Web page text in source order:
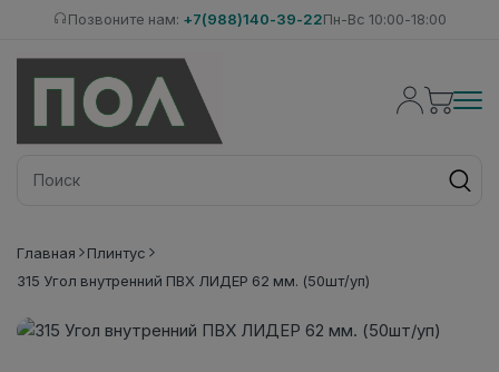
Позвоните нам: +7(988)140-39-22Пн-Вс 10:00-18:00
Главная
Плинтус
315 Угол внутренний ПВХ ЛИДЕР 62 мм. (50шт/уп)